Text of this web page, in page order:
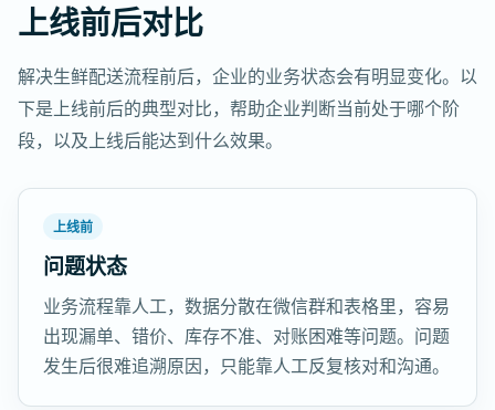
上线前后对比
解决生鲜配送流程前后，企业的业务状态会有明显变化。以
下是上线前后的典型对比，帮助企业判断当前处于哪个阶
段，以及上线后能达到什么效果。
上线前
问题状态
业务流程靠人工，数据分散在微信群和表格里，容易
出现漏单、错价、库存不准、对账困难等问题。问题
发生后很难追溯原因，只能靠人工反复核对和沟通。